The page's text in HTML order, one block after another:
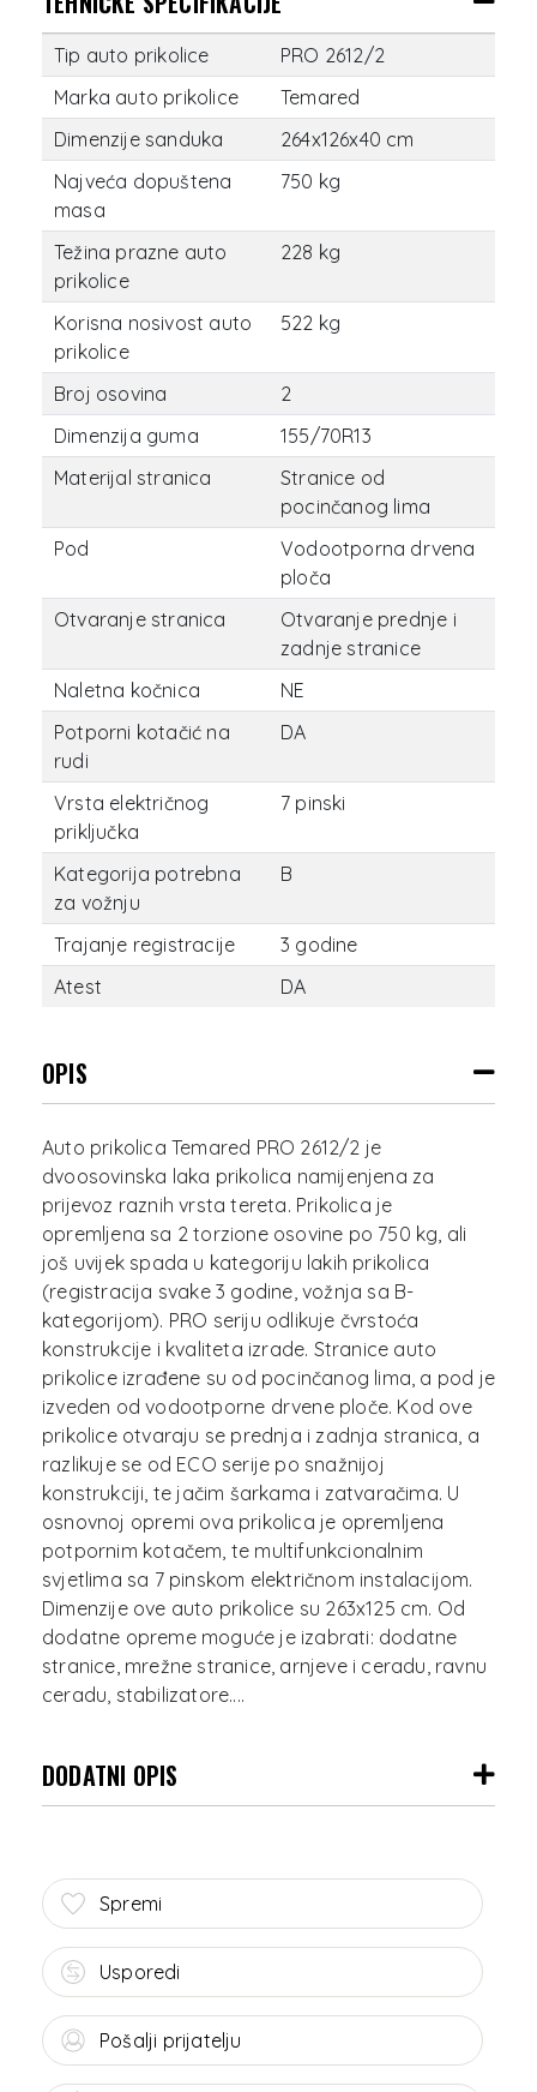
Tip auto prikolice
PRO 2612/2
Marka auto prikolice
Temared
Dimenzije sanduka
264x126x40 cm
Najveća dopuštena
masa
750 kg
Težina prazne auto
prikolice
228 kg
Korisna nosivost auto
prikolice
522 kg
Broj osovina
2
Dimenzija guma
155/70R13
Materijal stranica
Stranice od
pocinčanog lima
Pod
Vodootporna drvena
ploča
Otvaranje stranica
Otvaranje prednje i
zadnje stranice
Naletna kočnica
NE
Potporni kotačić na
rudi
DA
Vrsta električnog
priključka
7 pinski
Kategorija potrebna
za vožnju
B
Trajanje registracije
3 godine
Atest
DA
OPIS
Auto prikolica Temared PRO 2612/2 je
dvoosovinska laka prikolica namijenjena za
prijevoz raznih vrsta tereta. Prikolica je
opremljena sa 2 torzione osovine po 750 kg, ali
još uvijek spada u kategoriju lakih prikolica
(registracija svake 3 godine, vožnja sa B-
kategorijom). PRO seriju odlikuje čvrstoća
konstrukcije i kvaliteta izrade. Stranice auto
prikolice izrađene su od pocinčanog lima, a pod je
izveden od vodootporne drvene ploče. Kod ove
prikolice otvaraju se prednja i zadnja stranica, a
razlikuje se od ECO serije po snažnijoj
konstrukciji, te jačim šarkama i zatvaračima. U
osnovnoj opremi ova prikolica je opremljena
potpornim kotačem, te multifunkcionalnim
svjetlima sa 7 pinskom električnom instalacijom.
Dimenzije ove auto prikolice su 263x125 cm. Od
dodatne opreme moguće je izabrati: dodatne
stranice, mrežne stranice, arnjeve i ceradu, ravnu
DODATNI OPIS
Spremi
Usporedi
Pošalji prijatelju